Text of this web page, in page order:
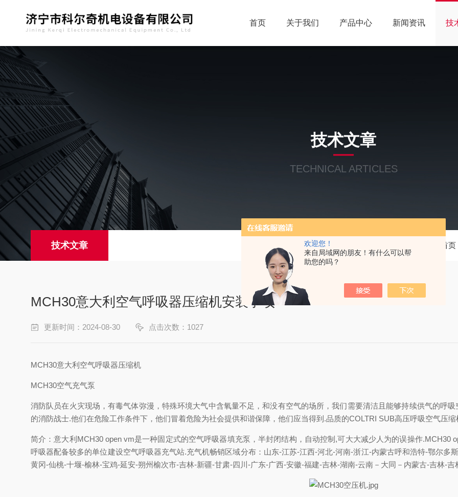
欢迎您！
来自局域网的朋友！有什么可以帮
助您的吗？
首页 关于我们 产品中心 新闻资讯 技
技术文章
TECHNICAL ARTICLES
技术文章 首页
MCH30意大利空气呼吸器压缩机安装事项
更新时间：2024-08-30 点击次数：1027
MCH30意大利空气呼吸器压缩机
MCH30空气充气泵
消防队员在火灾现场，有毒气体弥漫，特殊环境大气中含氧量不足，和没有空气的场所，我们需要清洁且能够持续供气的呼
的消防战士.他们在危险工作条件下，他们冒着危险为社会提供和谐保障，他们应当得到.品质的COLTRI SUB高压呼吸空气压
简介：意大利MCH30 open vm是一种固定式的空气呼吸器填充泵，半封闭结构，自动控制,可大大减少人为的误操作.MCH30
呼吸器配备较多的单位建设空气呼吸器充气站.充气机畅销区域分布：山东-江苏-江西-河北-河南-浙江-内蒙古呼和浩特-鄂尔多
黄冈-仙桃-十堰-榆林-宝鸡-延安-朔州榆次市-吉林-新疆-甘肃-四川-广东-广西-安徽-福建-吉林-湖南-云南－大同－内蒙古-吉林-吉